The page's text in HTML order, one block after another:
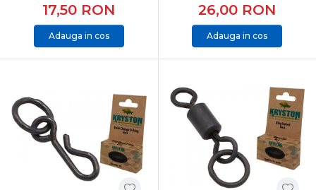
Pescuit responsabil și protecția capturii
În pescuitul modern la crap:
manipularea se face pe saltele dedicate
eliberarea corectă asigură sustenabilitatea
Categoria Crap din PRO ANGLER include produse care
respectă aceste principii.
Categoria Crap în oferta PRO ANGLER
17,50 RON
Adauga in cos
26,00 RON
Adauga in cos